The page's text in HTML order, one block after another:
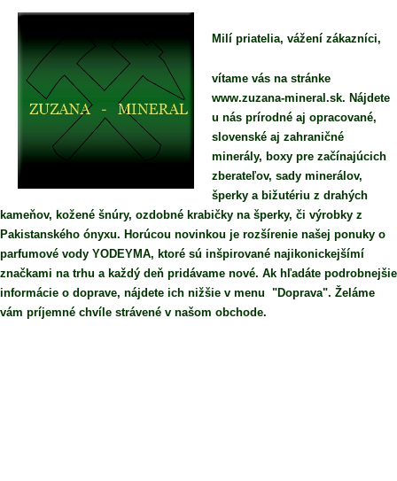
Milí priatelia, vážení zákazníci,
vítame vás na stránke
www.zuzana-mineral.sk. Nájdete
u nás prírodné aj opracované,
slovenské aj zahraničné
minerály, boxy pre začínajúcich
zberateľov, sady minerálov,
šperky a bižutériu z drahých
kameňov, kožené šnúry, ozdobné krabičky na šperky, či výrobky z
Pakistanského ónyxu. Horúcou novinkou je rozšírenie našej ponuky o
parfumové vody YODEYMA, ktoré sú inšpirované najikonickejšímí
značkami na trhu a každý deň pridávame nové. Ak hľadáte podrobnejšie
informácie o doprave, nájdete ich nižšie v menu "Doprava". Želáme
vám príjemné chvíle strávené v našom obchode.